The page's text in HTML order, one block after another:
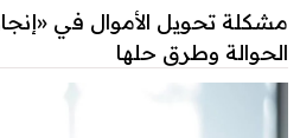
الحوالة وطرق حلها